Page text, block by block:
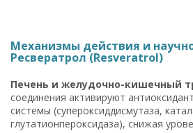
Механизмы действия и
Ресвератрол (Resveratrol)
Печень и желудочно-кишечный
соединения активируют
системы (супероксиддисмутаза,
глутатионпероксидаза), снижая